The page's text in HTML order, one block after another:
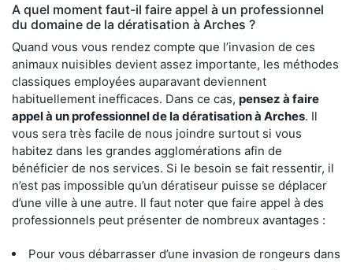
A quel moment faut-il faire appel à un professionnel
du domaine de la dératisation à Arches ?
Quand vous vous rendez compte que l’invasion de ces
animaux nuisibles devient assez importante, les méthodes
classiques employées auparavant deviennent
habituellement inefficaces. Dans ce cas, pensez à faire
appel à un professionnel de la dératisation à Arches. Il
vous sera très facile de nous joindre surtout si vous
habitez dans les grandes agglomérations afin de
bénéficier de nos services. Si le besoin se fait ressentir, il
n’est pas impossible qu’un dératiseur puisse se déplacer
d’une ville à une autre. Il faut noter que faire appel à des
professionnels peut présenter de nombreux avantages :
Pour vous débarrasser d’une invasion de rongeurs dans